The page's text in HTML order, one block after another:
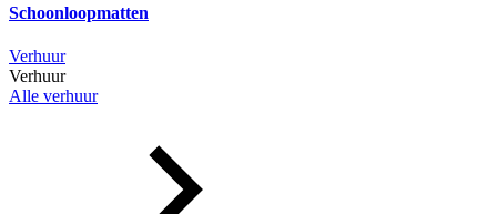
Schoonloopmatten
Verhuur
Verhuur
Alle verhuur